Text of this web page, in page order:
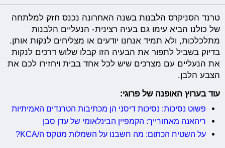
טרנד הסניקרס הלבנות בשנה האחרונה נכנס חזק למלתחה
של כולנו הביא עימו גם בעיה רצינית- הנעליים הלבנות
מתלכלכות, ולא תמיד אנחנו יודעים או מצליחים לנקות אותן.
בדיוק בשביל לתפור את הבעיה הזו קבלו שלוש דרכים לנקות
את הנעליים עם מצרכים שיש לכל אחד בבית ויחזירו לכם את
הצבע הלבן.
עוד בערוץ האופנה של פרוגי:
פשוט נסיכות: נסיכות דיסני הן מכתיבות הטרנדים האמיתיות
ריהאנה מאחורייך: הקמפיין הבינלאומי של עדן סבן
על השטיח הכתום: מה חשבנו על השמלות מטקס ה/KCA?